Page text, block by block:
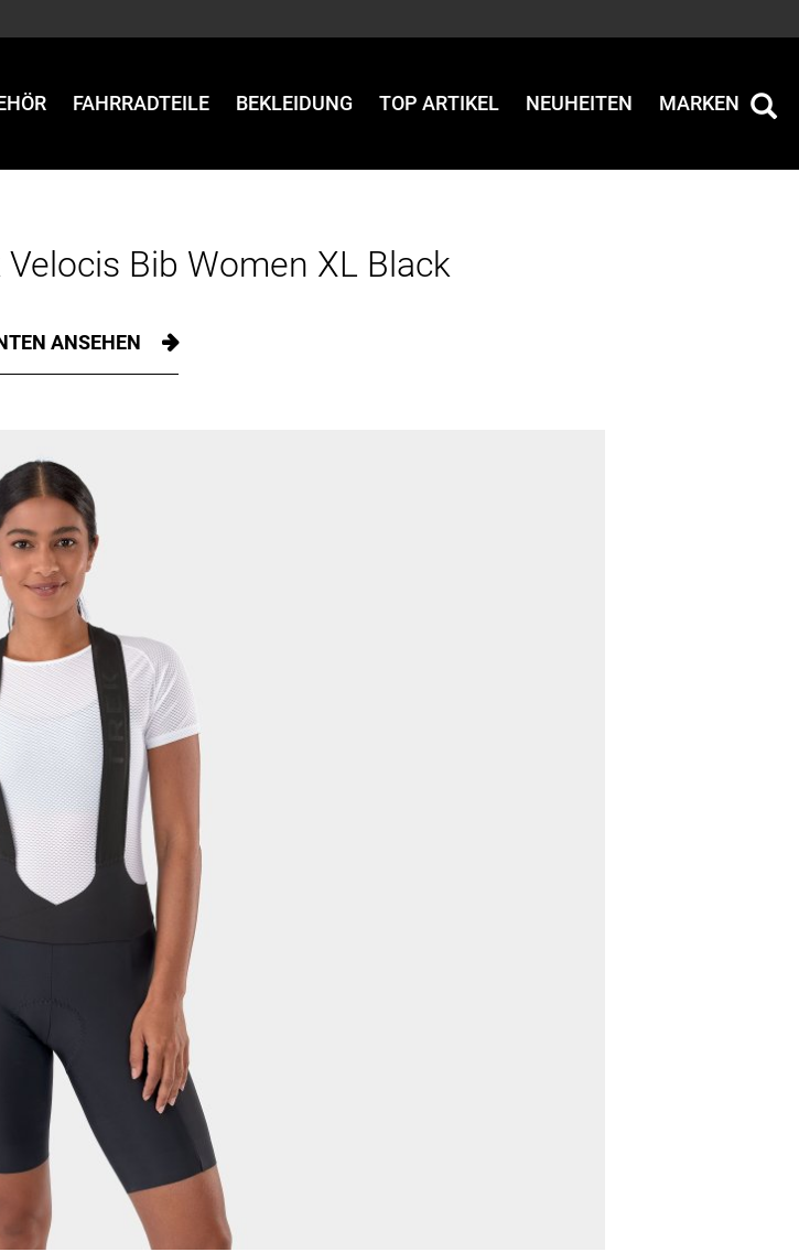
FAHRRADTEILE BEKLEIDUNG TOP ARTIKEL NEUHEITEN MARKEN
Bib Women XL Black
ANSEHEN